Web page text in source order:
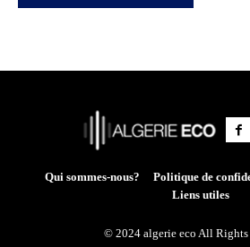
Qui sommes-nous? Politique de
Liens utiles
© 2024 algerie eco All Rights